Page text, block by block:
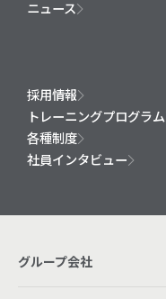
ニュース
採用情報
トレーニングプログラム
各種制度
社員インタビュー
グループ会社